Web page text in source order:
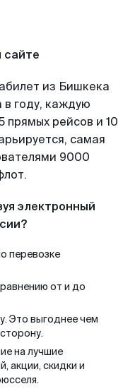
сайте
из Бишкека
в году, каждую
прямых рейсов и 10
самая
9000
электронный
перевозке
от и до
Это выгоднее чем
на лучшие
акции, скидки и